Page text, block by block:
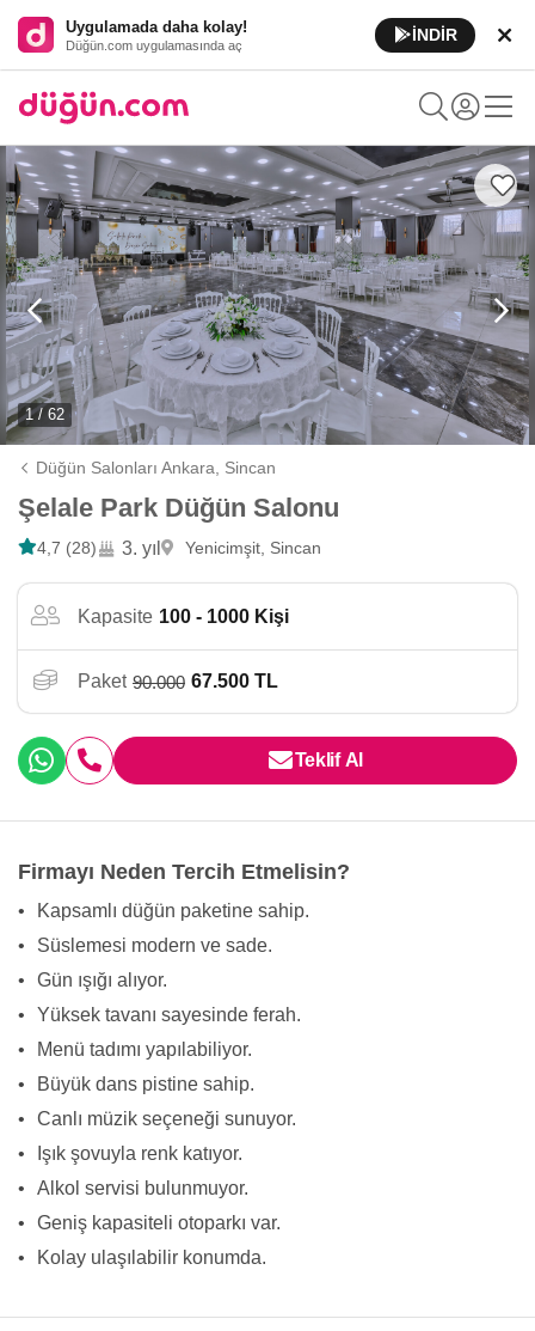
Uygulamada daha kolay!
Düğün.com uygulamasında aç
İNDİR
1 / 62
Düğün Salonları Ankara, Sincan
Şelale Park Düğün Salonu
4,7 (28) 3. yıl Yenicimşit, Sincan
Kapasite 100 - 1000 Kişi
Paket 90.000 67.500 TL
Teklif Al
Firmayı Neden Tercih Etmelisin?
•
Kapsamlı düğün paketine sahip.
•
Süslemesi modern ve sade.
•
Gün ışığı alıyor.
•
Yüksek tavanı sayesinde ferah.
•
Menü tadımı yapılabiliyor.
•
Büyük dans pistine sahip.
•
Canlı müzik seçeneği sunuyor.
•
Işık şovuyla renk katıyor.
•
Alkol servisi bulunmuyor.
•
Geniş kapasiteli otoparkı var.
•
Kolay ulaşılabilir konumda.